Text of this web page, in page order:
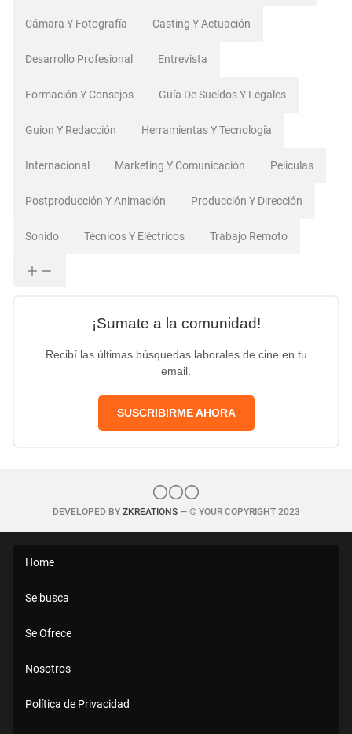
Cámara Y Fotografía Casting Y Actuación
Desarrollo Profesional Entrevista
Formación Y Consejos Guía De Sueldos Y Legales
Guion Y Redacción Herramientas Y Tecnología
Internacional Marketing Y Comunicación Peliculas
Postproducción Y Animación Producción Y Dirección
Sonido Técnicos Y Eléctricos Trabajo Remoto
¡Sumate a la comunidad!
Recibí las últimas búsquedas laborales de cine en tu
email.
SUSCRIBIRME AHORA
DEVELOPED BY ZKREATIONS— © YOUR COPYRIGHT 2023
Home
Se busca
Se Ofrece
Nosotros
Política de Privacidad